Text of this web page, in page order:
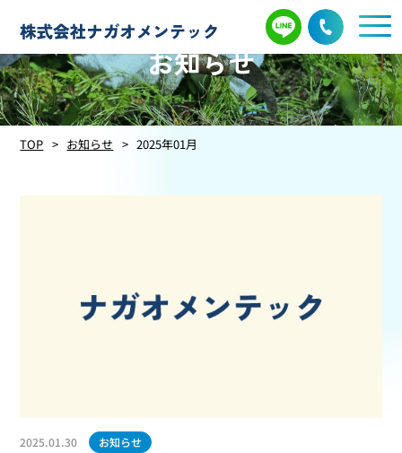
お知らせ
TOP お知らせ 2025年01月
2025.01.30 お知らせ